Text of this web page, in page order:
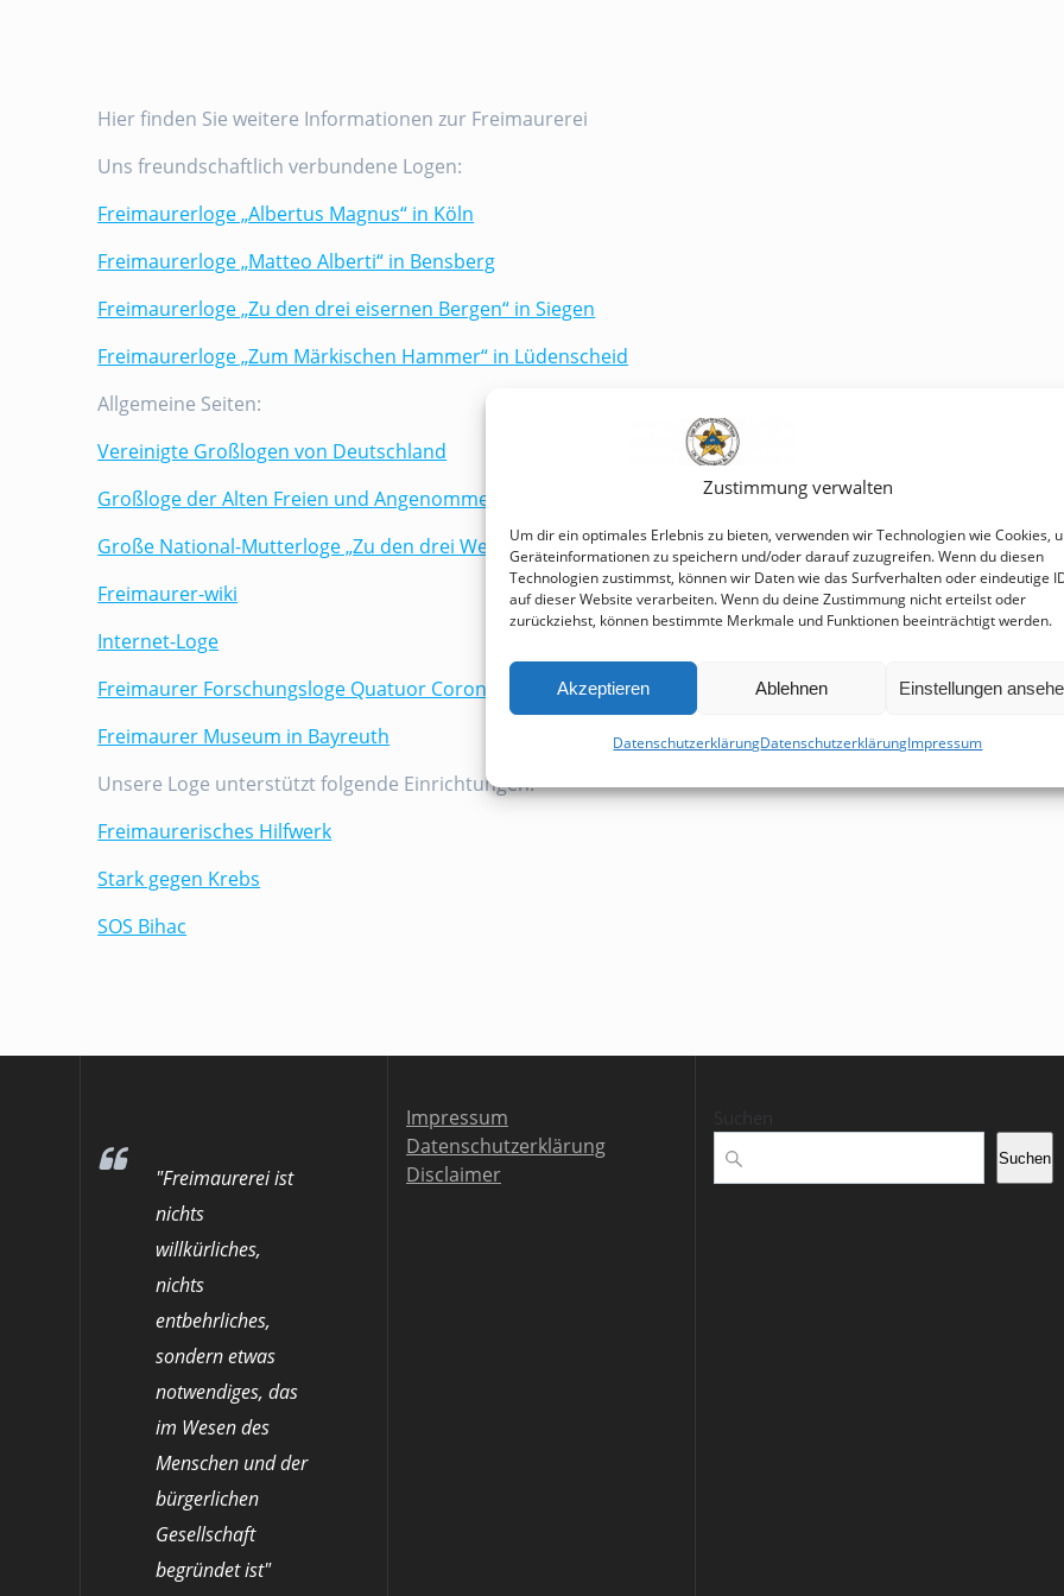
Zustimmung verwalten
Um dir ein optimales Erlebnis zu bieten, verwenden wir Technologien wie Cookies,
Geräteinformationen zu speichern und/oder darauf zuzugreifen. Wenn du diesen
Technologien zustimmst, können wir Daten wie das Surfverhalten oder eindeutige
auf dieser Website verarbeiten. Wenn du deine Zustimmung nicht erteilst oder
zurückziehst, können bestimmte Merkmale und Funktionen beeinträchtigt werden.
Akzeptieren Ablehnen Einstellungen
DatenschutzerklärungDatenschutzerklärungImpressum
Hier finden Sie weitere Informationen zur Freimaurerei
Uns freundschaftlich verbundene Logen:
Freimaurerloge „Albertus Magnus“ in Köln
Freimaurerloge „Matteo Alberti“ in Bensberg
Freimaurerloge „Zu den drei eisernen Bergen“ in Siegen
Freimaurerloge „Zum Märkischen Hammer“ in Lüdenscheid
Allgemeine Seiten:
Vereinigte Großlogen von Deutschland
Großloge der Alten Freien und Angenommenen Maurer von Deutschland (AFuAMvD)
Große National-Mutterloge „Zu den drei Weltkugeln“ (GNML 3WK)
Freimaurer-wiki
Internet-Loge
Freimaurer Forschungsloge Quatuor Coronati
Freimaurer Museum in Bayreuth
Unsere Loge unterstützt folgende Einrichtungen:
Freimaurerisches Hilfwerk
Stark gegen Krebs
SOS Bihac
"Freimaurerei ist
nichts
willkürliches,
nichts
entbehrliches,
sondern etwas
notwendiges, das
im Wesen des
Menschen und der
bürgerlichen
Gesellschaft
begründet ist"
Impressum
Datenschutzerklärung
Disclaimer
Suchen
Suchen